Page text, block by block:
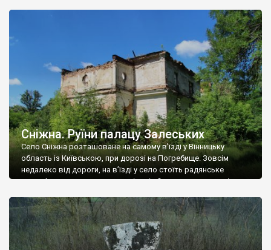
Наддністрянське відрізняється від більшості навколишніх
сіл. У селі є мурована Михайлівська церква. Точної дати […]
Сніжна. Руїни палацу Залеських
Село Сніжна розташоване на самому в’їзді у Вінницьку
область із Київською, при дорозі на Погребище. Зовсім
недалеко від дороги, на в’їзді у село стоїть радянське
рельєфне пано, яке показує жінку і яблуню, а трохи далі, десь
не видно, але видно дві стареньких колії у траві – […]